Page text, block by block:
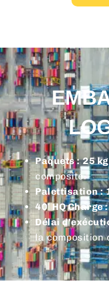
Paquets : 25 kg
composite.
Palettisation :
40′ HQ Charge :
Délai
la composition